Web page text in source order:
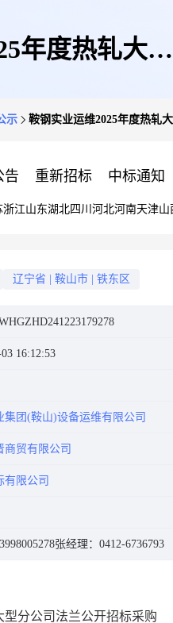
年度热轧大型
示 鞍钢实业运维2025年度热轧
告 重新招标 中标通知
浙江山东湖北四川 河北河南天津山
辽宁省 鞍山市 铁东区
16:12:53
集团(鞍山)设备运维有限公司
商贸有限公司
有限公司
张经理：0412-6736793
分公司法兰公开招标采购